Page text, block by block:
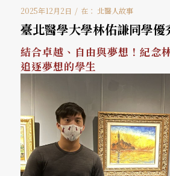
2025年12月2日 / 在： 北醫人故事
臺北醫學大學林佑謙同學
結合卓越、自由與夢想！紀念
追逐夢想的學生